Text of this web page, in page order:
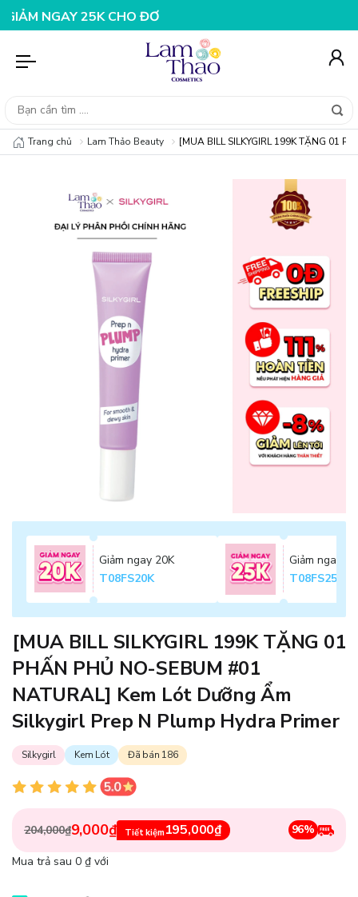
25K CHO ĐƠN HÀNG 99K
Trang chủ Lam Thảo Beauty [MUA BILL SILKYGIRL 199K TẶNG 01
Giảm ngay 20K
T08FS20K
Giảm ngay
T08FS25K
[MUA BILL SILKYGIRL 199K TẶNG 01
PHẤN PHỦ NO-SEBUM #01
NATURAL] Kem Lót Dưỡng Ẩm
Silkygirl Prep N Plump Hydra Primer
Silkygirl Kem Lót Đã bán 186
204,000₫9,000₫ Tiết kiệm195,000₫ 96%
Mua trả sau 0 ₫ với